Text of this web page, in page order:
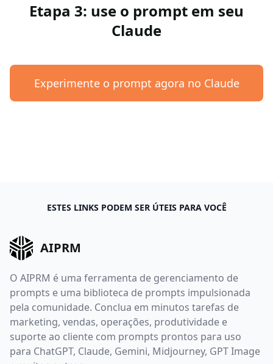
Etapa 3: use o prompt em seu
Claude
Experimente o prompt agora no Claude
ESTES LINKS PODEM SER ÚTEIS PARA VOCÊ
AIPRM
O AIPRM é uma ferramenta de gerenciamento de
prompts e uma biblioteca de prompts impulsionada
pela comunidade. Conclua em minutos tarefas de
marketing, vendas, operações, produtividade e
suporte ao cliente com prompts prontos para uso
para ChatGPT, Claude, Gemini, Midjourney, GPT Image